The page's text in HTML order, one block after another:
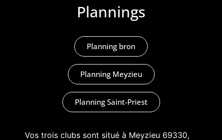
Plannings
Planning bron
Planning Meyzieu
Planning Saint-Priest
Vos trois clubs sont situé à Meyzieu 69330,